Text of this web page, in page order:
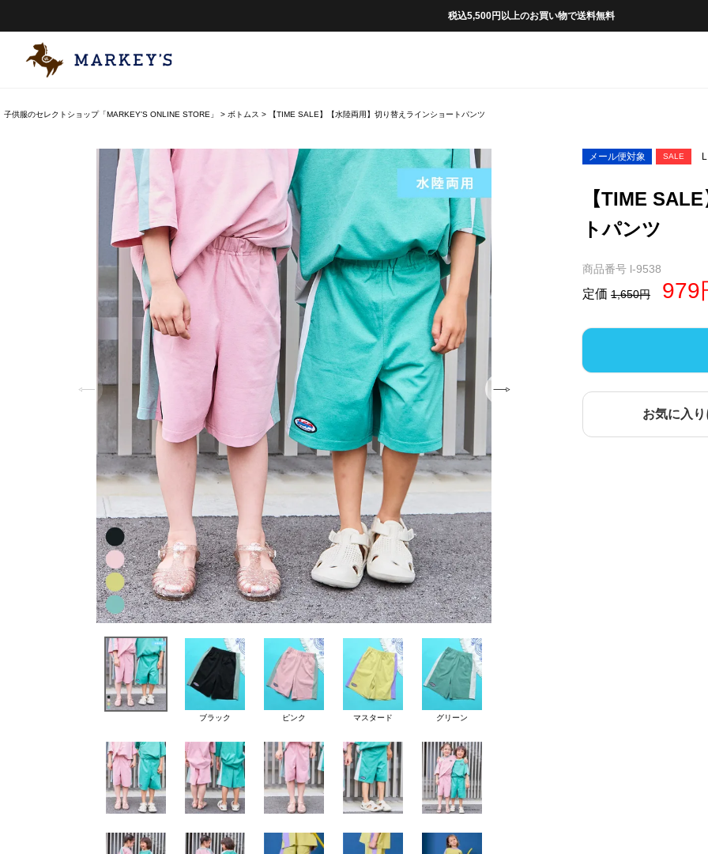
税込5,500円以上のお買い物で送料無料
子供服のセレクトショップ「MARKEY'S ONLINE STORE」 ボトムス 【TIME SALE】【水陸両用】切り替えラインショートパンツ
ブラック ピンク マスタード グリーン
メール便対象 SALE
【TIME
トパンツ
商品番号 l-9538
定価 1,650 979
お気に入